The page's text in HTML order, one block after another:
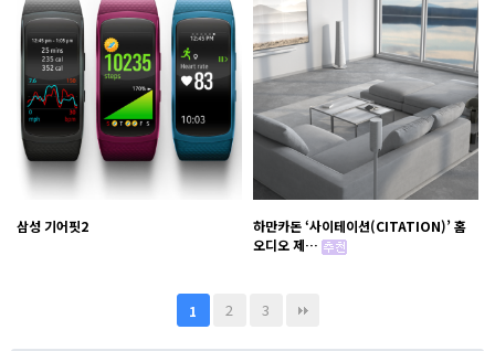
삼성 기어핏2
하만카돈 ‘사이테이션(CITATION)’ 홈
오디오 제…
1 2 3